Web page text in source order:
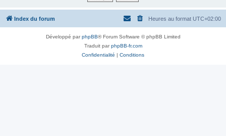
Index du forum Heures au format UTC+02:00
Développé parphpBB® Forum Software © phpBB Limited
Traduit parphpBB-fr.com
Confidentialité | Conditions